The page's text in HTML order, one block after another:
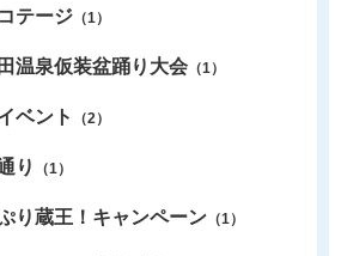
テージ （1）
温泉仮装盆踊り大会 （1）
ベント （2）
り （1）
り蔵王！キャンペーン （1）